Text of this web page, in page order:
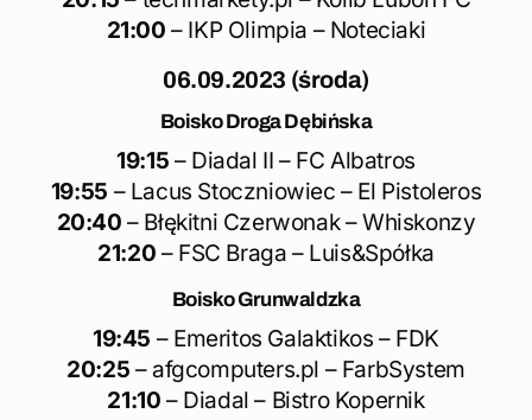
21:00 – IKP Olimpia – Noteciaki
06.09.2023 (środa)
Boisko Droga Dębińska
19:15 – Diadal II – FC Albatros
19:55 – Lacus Stoczniowiec – El Pistoleros
20:40 – Błękitni Czerwonak – Whiskonzy
21:20 – FSC Braga – Luis&Spółka
Boisko Grunwaldzka
19:45 – Emeritos Galaktikos – FDK
20:25 – afgcomputers.pl – FarbSystem
21:10 – Diadal – Bistro Kopernik